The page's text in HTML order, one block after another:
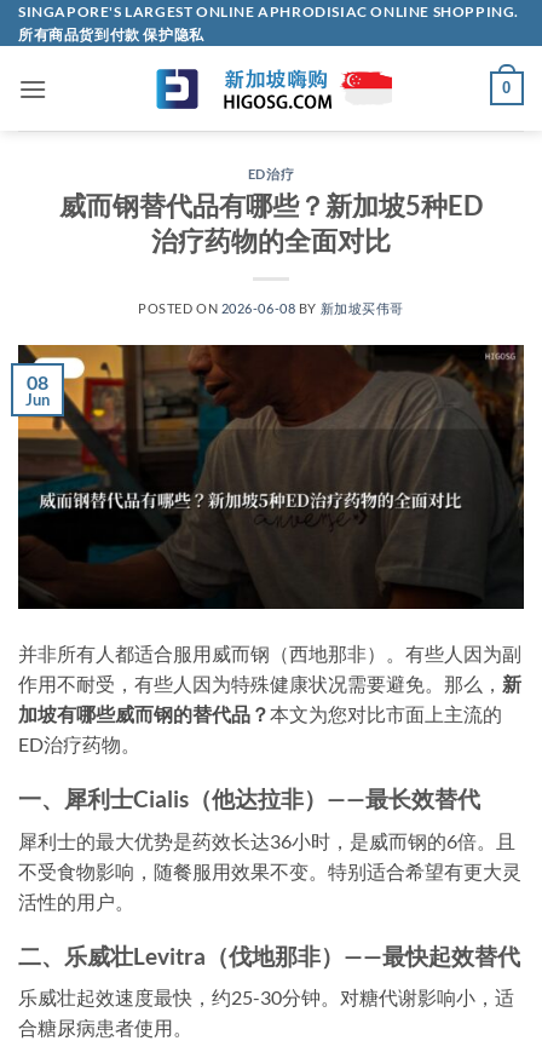
Skip
to
SINGAPORE'S LARGEST ONLINE APHRODISIAC ONLINE SHOPPING.
所有商品货到付款 保护隐私
0
ED治疗
威而钢替代品有哪些？新加坡5种ED
治疗药物的全面对比
POSTED ON 2026-06-08 BY 新加坡买伟哥
08
Jun
并非所有人都适合服用威而钢（西地那非）。有些人因为副
作用不耐受，有些人因为特殊健康状况需要避免。那么， 新
加坡有哪些威而钢的替代品？本文为您对比市面上主流的
ED治疗药物。
一、犀利士Cialis（他达拉非）——最长效替代
犀利士的最大优势是药效长达36小时，是威而钢的6倍。且
不受食物影响，随餐服用效果不变。特别适合希望有更大灵
活性的用户。
二、乐威壮Levitra（伐地那非）——最快起效替代
乐威壮起效速度最快，约25-30分钟。对糖代谢影响小，适
合糖尿病患者使用。